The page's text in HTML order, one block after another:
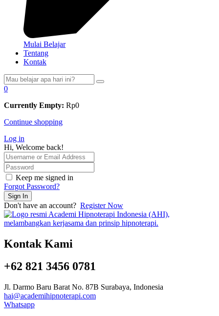
Mulai Belajar
Tentang
Kontak
0
Currently Empty: Rp0
Continue shopping
Log in
Hi, Welcome back!
Keep me signed in
Forgot Password?
Sign In
Don't have an account? Register Now
Kontak Kami
+62 821 3456 0781
Jl. Darmo Baru Barat No. 87B Surabaya, Indonesia
hai@academihipnoterapi.com
Whatsapp